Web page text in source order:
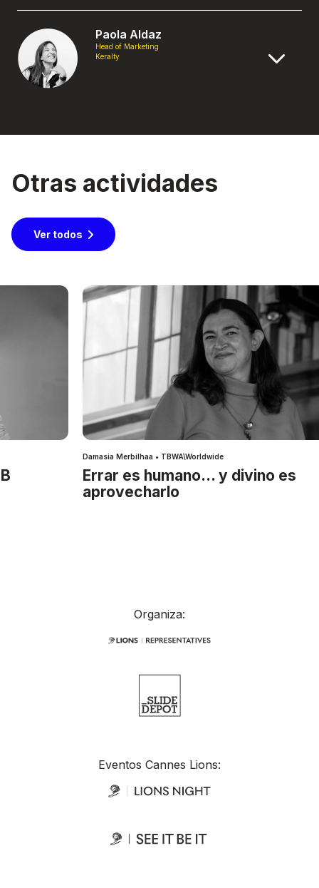
Paola Aldaz
Head of Marketing
Keralty
Otras actividades
Ver todos
Damasia Merbilhaa • TBWA\Worldwide
Errar es humano… y divino es
aprovecharlo
Organiza:
Eventos Cannes Lions: